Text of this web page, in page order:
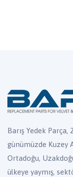
Barış Yedek Parça,
günümüzde Kuzey
Ortadoğu,
ülkeye yaymış,